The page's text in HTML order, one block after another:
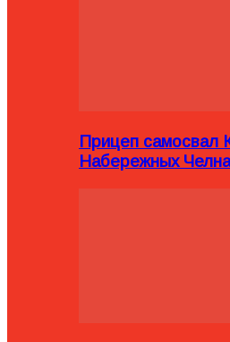
Прицеп самосвал
Набережных